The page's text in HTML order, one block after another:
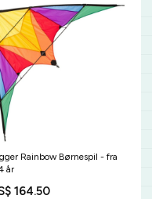
Rainbow Børnespil - fra
år
164.50